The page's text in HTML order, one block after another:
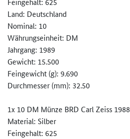
Land: Deutschland
Nominal: 10
Währungseinheit: DM
Jahrgang: 1989
Gewicht: 15.500
Feingewicht (g): 9.690
Durchmesser (mm): 32.50
1x 10 DM Münze BRD Carl Zeiss 1988
Material: Silber
Feingehalt: 625